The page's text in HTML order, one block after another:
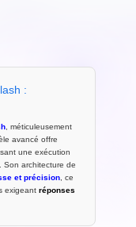
:
, méticuleusement
avancé offre
une exécution
Son architecture de
et précision, ce
exigeantréponses